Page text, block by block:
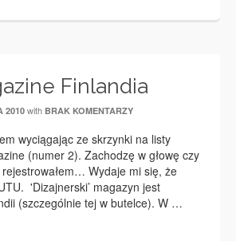
Finlandia
2010 with BRAK KOMENTARZY
wyciągając ze skrzynki na listy
(numer 2). Zachodzę w głowę czy
Wydaje mi się, że
'Dizajnerski’ magazyn jest
(szczególnie tej w butelce). W …